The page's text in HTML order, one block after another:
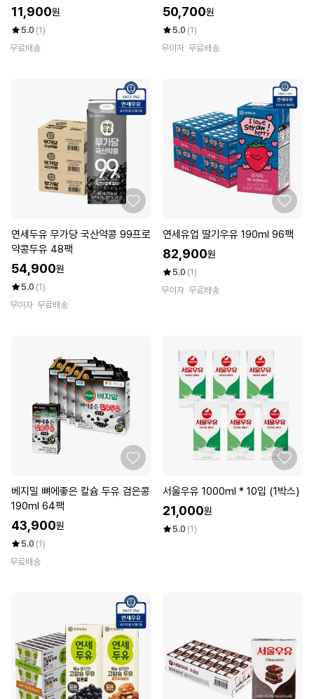
11,900원
5.0 (1)
무료배송
50,700원
5.0 (1)
무이자 무료배송
연세두유 무가당 국산약콩 99프로
약콩두유 48팩
54,900원
5.0 (1)
무이자 무료배송
연세유업 딸기우유 190ml 96팩
82,900원
5.0 (1)
무이자 무료배송
베지밀 뼈에좋은 칼슘 두유 검은콩
190ml 64팩
43,900원
5.0 (1)
무료배송
서울우유 1000ml * 10입 (1박스)
21,000원
5.0 (1)